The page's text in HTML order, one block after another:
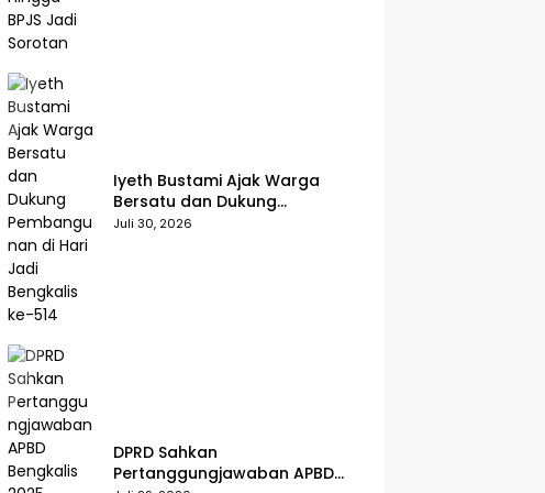
Iyeth Bustami Ajak Warga
Bersatu dan Dukung
Pembangunan di Hari Jadi
Juli 30, 2026
DPRD Sahkan
Pertanggungjawaban APBD